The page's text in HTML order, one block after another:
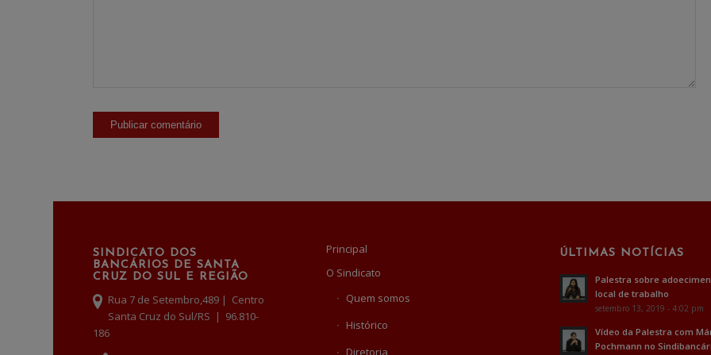
SINDICATO DOS
BANCÁRIOS DE SANTA
CRUZ DO SUL E REGIÃO
Rua 7 de Setembro,489 | Centro
Santa Cruz do Sul/RS | 96.810-
186
Principal
O Sindicato
Quem somos
Histórico
Diretoria
ÚLTIMAS NOTÍCIAS
Palestra sobre
local de trabalho
setembro 13, 2019 - 4:02 pm
Vídeo da Palestra com
Pochmann no